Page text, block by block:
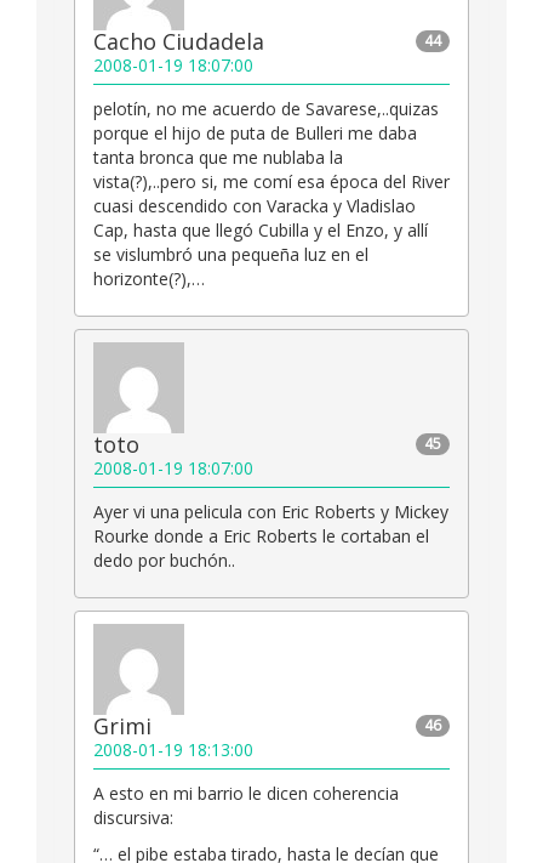
44
Cacho Ciudadela
2008-01-19 18:07:00
pelotín, no me acuerdo de Savarese,..quizas
porque el hijo de puta de Bulleri me daba
tanta bronca que me nublaba la
vista(?),..pero si, me comí esa época del River
cuasi descendido con Varacka y Vladislao
Cap, hasta que llegó Cubilla y el Enzo, y allí
se vislumbró una pequeña luz en el
horizonte(?),…
45
toto
2008-01-19 18:07:00
Ayer vi una pelicula con Eric Roberts y Mickey
Rourke donde a Eric Roberts le cortaban el
dedo por buchón..
46
Grimi
2008-01-19 18:13:00
A esto en mi barrio le dicen coherencia
discursiva:
“… el pibe estaba tirado, hasta le decían que